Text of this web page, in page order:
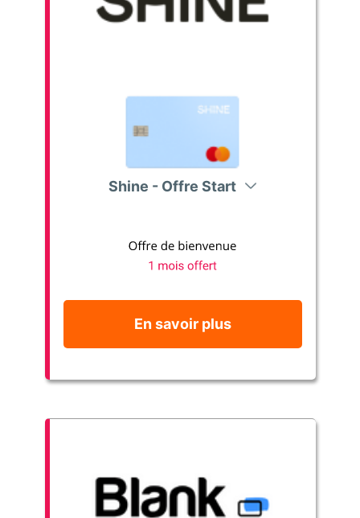
Shine - Offre Start
En savoir plus